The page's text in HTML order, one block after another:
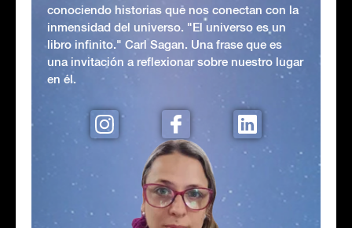
conociendo historias que nos conectan con la
inmensidad del universo. "El universo es un
libro infinito." Carl Sagan. Una frase que es
una invitación a reflexionar sobre nuestro lugar
en él.